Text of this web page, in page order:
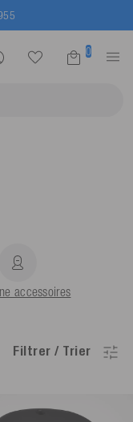
0
accessoires
Filtrer / Trier